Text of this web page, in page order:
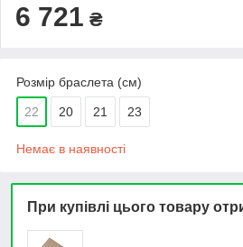
6 721 ₴
Розмір браслета (см)
22 20 21 23
Немає в наявності
При купівлі цього товару